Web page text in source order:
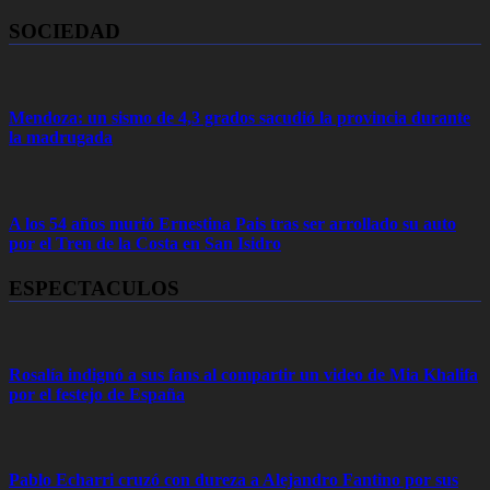
SOCIEDAD
Mendoza: un sismo de 4,3 grados sacudió la provincia durante
la madrugada
A los 54 años murió Ernestina Pais tras ser arrollado su auto
por el Tren de la Costa en San Isidro
ESPECTACULOS
Rosalía indignó a sus fans al compartir un video de Mia Khalifa
por el festejo de España
Pablo Echarri cruzó con dureza a Alejandro Fantino por sus